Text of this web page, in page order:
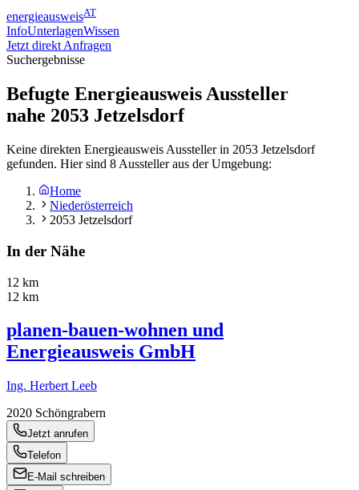
energieausweisAT
InfoUnterlagenWissen
Jetzt direkt Anfragen
Suchergebnisse
Befugte Energieausweis Aussteller
nahe 2053 Jetzelsdorf
Keine direkten Energieausweis Aussteller in 2053 Jetzelsdorf
gefunden. Hier sind 8 Aussteller aus der Umgebung:
Home
Niederösterreich
2053 Jetzelsdorf
In der Nähe
12 km
12 km
planen-bauen-wohnen und
Energieausweis GmbH
Ing. Herbert Leeb
2020 Schöngrabern
Jetzt anrufen
Telefon
E-Mail schreiben